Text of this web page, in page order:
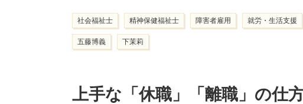
社会福祉士 精神保健福祉士 障害者雇用 就労・生活支援
五藤博義 下茉莉
上手な「休職」「離職」の仕